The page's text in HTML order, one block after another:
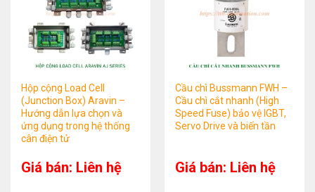
Hộp cộng Load Cell
(Junction Box) Aravin –
Hướng dẫn lựa chọn và
ứng dụng trong hệ thống
cân điện tử
Giá bán: Liên hệ
Cầu chì Bussmann FWH –
Cầu chì cắt nhanh (High
Speed Fuse) bảo vệ IGBT,
Servo Drive và biến tần
Giá bán: Liên hệ